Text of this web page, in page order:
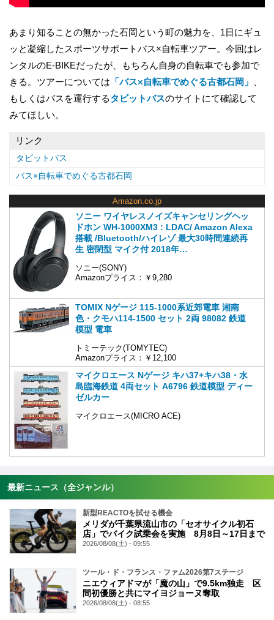
あまり知ることの無かった石岡という町の魅力を、1日にギュ
ッと凝縮したスポーツサポートバス×自転車ツアー。今回はレ
ンタルのE-BIKEだったが、もちろん自身の自転車でも参加で
きる。ツアーについては 「バス×自転車でめぐる古都石岡」
もしくはバスを運行するタビットバスのサイトにて確認して
みてほしい。
リンク
タビットバス
バス×自転車でめぐる古都石岡
Amazon.co.jp
ソニー ワイヤレスノイズキャンセリングヘッ
ドホン WH-1000XM3 : LDAC/ Amazon Alexa
搭載 /Bluetooth/ハイレゾ 最大30時間連続再
生 密閉型 マイク付 2018年…
ソニー(SONY)
Amazonプライス：￥9,280
TOMIX Nゲージ 115-1000系近郊電車 湘南
色・クモハ114-1500 セット 2両 98082 鉄道
模型 電車
トミーテック(TOMYTEC)
Amazonプライス：￥12,100
マイクロエース Nゲージ キハ37+キハ38・水
島臨海鉄道 4両セット A6796 鉄道模型 ディー
ゼルカー
マイクロエース(MICRO ACE)
最新ニュース（全ジャンル）
新型REACTOを試せる機会
メリダが千葉県流山市の「セオサイクル初石
店」でバイク試乗会を実施 8月8日～17日まで
2026/08/08(土) - 09:55
ツール・ド・フランス・ファム2026第7ステージ
ニエウィアドマが「魔の山」で9.5km独走 区
間初優勝と共にマイヨジョーヌ奪取
2026/08/08(土) - 08:55